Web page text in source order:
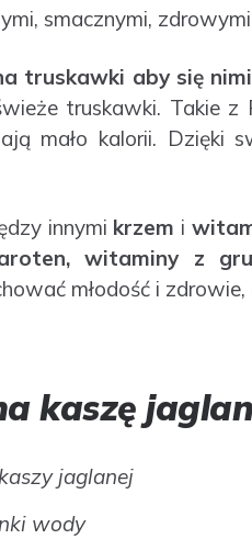
smacznymi,
truskawki aby się
truskawki. Takie z
mało kalorii. Dzięki
innymi krzem i
witaminy z
młodość i
kaszę
jaglanej
wody